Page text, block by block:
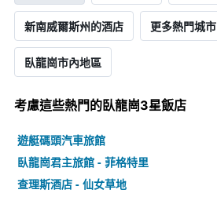
新南威爾斯州的酒店 更多熱門城市
臥龍崗市內地區
考慮這些熱門的臥龍崗3星​飯店
遊艇碼頭汽車旅館
臥龍崗君主旅館 - 菲格特里
查理斯酒店 - 仙女草地